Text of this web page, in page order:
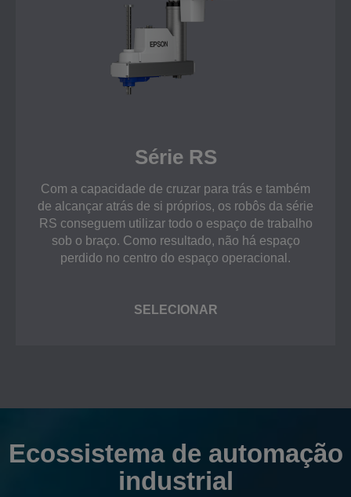
Série RS
Com a capacidade de cruzar para trás e também
de alcançar atrás de si próprios, os robôs da série
RS conseguem utilizar todo o espaço de trabalho
sob o braço. Como resultado, não há espaço
perdido no centro do espaço operacional.
SELECIONAR
Ecossistema de automação
industrial